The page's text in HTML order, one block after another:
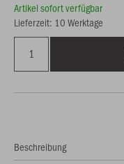
Artikel sofort verfügbar
Lieferzeit: 10 Werktage
Beschreibung